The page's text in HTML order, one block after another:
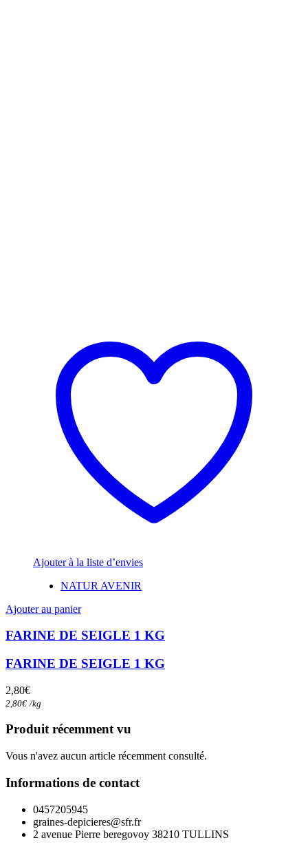
Ajouter à la liste d’envies
NATUR AVENIR
Ajouter au panier
FARINE DE SEIGLE 1 KG
FARINE DE SEIGLE 1 KG
2,80€
2,80€ /kg
Produit récemment vu
Vous n'avez aucun article récemment consulté.
Informations de contact
0457205945
graines-depicieres@sfr.fr
2 avenue Pierre beregovoy 38210 TULLINS